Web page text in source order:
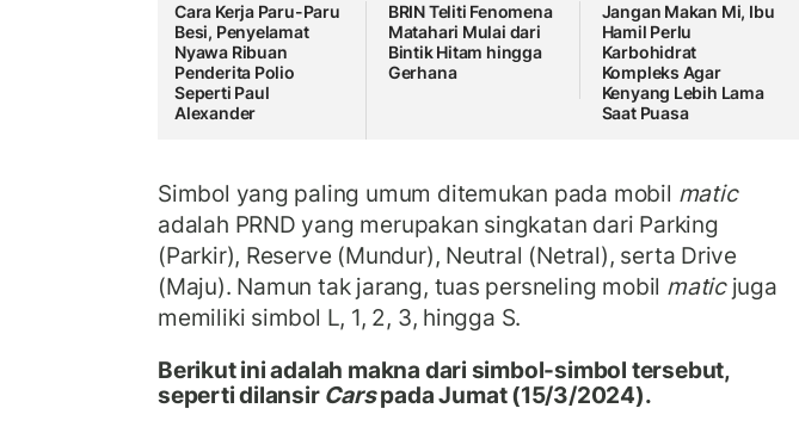
Cara Kerja Paru-Paru
Besi, Penyelamat
Nyawa Ribuan
Penderita Polio
Seperti Paul
Alexander
BRIN Teliti Fenomena
Matahari Mulai dari
Bintik Hitam hingga
Gerhana
Jangan Makan Mi, Ibu
Hamil Perlu
Karbohidrat
Kompleks Agar
Kenyang Lebih Lama
Saat Puasa
Simbol yang paling umum ditemukan pada mobil matic
adalah PRND yang merupakan singkatan dari Parking
(Parkir), Reserve (Mundur), Neutral (Netral), serta Drive
(Maju). Namun tak jarang, tuas persneling mobil maticjuga
memiliki simbol L, 1, 2, 3, hingga S.
Berikut ini adalah makna dari simbol-simbol tersebut,
seperti dilansir Carspada Jumat (15/3/2024).